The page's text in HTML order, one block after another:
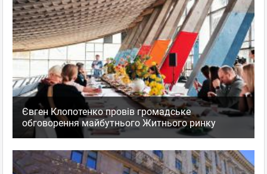
Євген Клопотенко провів громадське
обговорення майбутнього Житнього ринку